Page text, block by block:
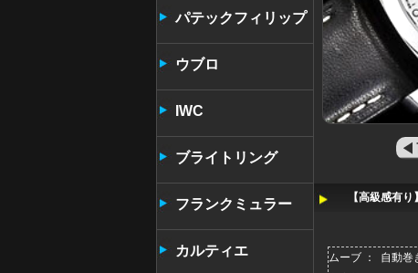
パテックフィリップ
ウブロ
IWC
ブライトリング
フランクミュラー
カルティエ
【高級感有
ムーブ ： 自動巻